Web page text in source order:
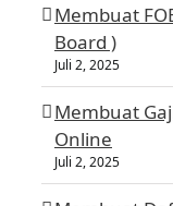
Membuat
Board )
Juli 2, 2025
Membuat
Online
Juli 2, 2025